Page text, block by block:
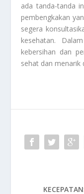
ada tanda-tanda
pembengkakan
segera
kesehatan.
kebersihan dan
sehat dan